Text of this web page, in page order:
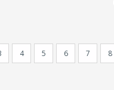
4 5 6 7 8